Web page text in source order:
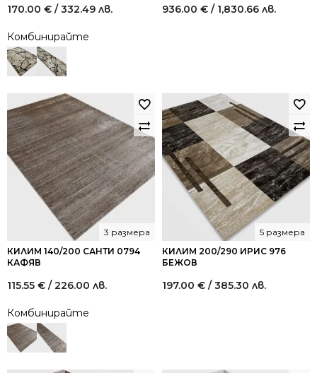
170.00 € / 332.49 лв.
Комбинирайте
936.00 € / 1,830.66 лв.
КИЛИМ 140/200 САНТИ 0794
КАФЯВ
3 размера
115.55 € / 226.00 лв.
Комбинирайте
КИЛИМ 200/290 ИРИС 976
БЕЖОВ
5 размера
197.00 € / 385.30 лв.